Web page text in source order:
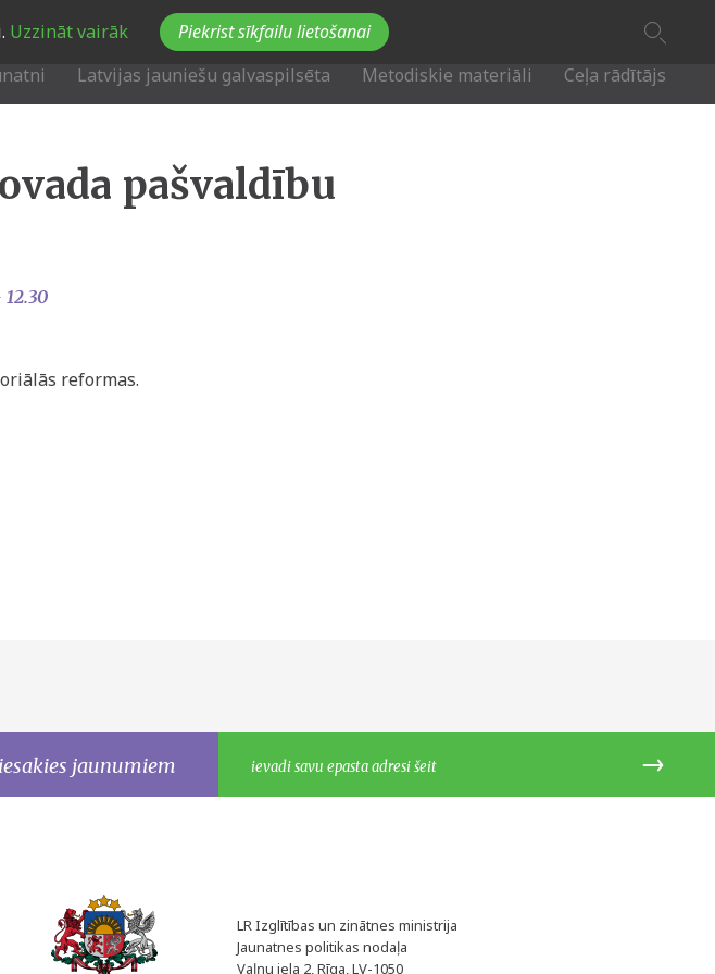
Uzzināt vairāk Piekrist sīkfailu lietošanai
Latvijas jauniešu galvaspilsēta Metodiskie materiāli Ceļa rādītājs
pašvaldību
12.30
reformas.
jaunumiem
LR Izglītības un zinātnes ministrija
Jaunatnes politikas nodaļa
Vaļņu iela 2, Rīga, LV-1050